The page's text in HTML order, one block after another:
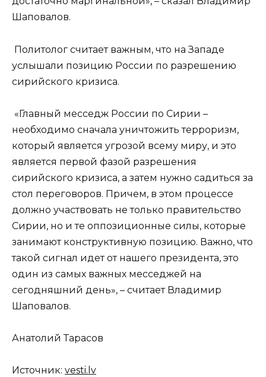
Шаповалов.
Политолог считает важным, что на Западе
услышали позицию России по разрешению
сирийского кризиса.
«Главный месседж России по Сирии –
необходимо сначала уничтожить терроризм,
который является угрозой всему миру, и это
является первой фазой разрешения
сирийского кризиса, а затем нужно садиться за
стол переговоров. Причем, в этом процессе
должно участвовать не только правительство
Сирии, но и те оппозиционные силы, которые
занимают конструктивную позицию. Важно, что
такой сигнал идет от нашего президента, это
один из самых важных месседжей на
сегодняшний день», – считает Владимир
Шаповалов.
Анатолий Тарасов
Источник: vesti.lv